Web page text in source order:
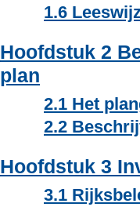
1.6
Hoofdstuk 2
plan
2.1 Het
2.2
Hoofdstuk 3
3.1